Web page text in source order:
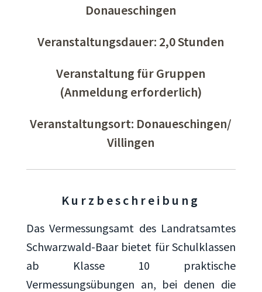
Donaueschingen
Veranstaltungsdauer: 2,0 Stunden
Veranstaltung für Gruppen
(Anmeldung erforderlich)
Veranstaltungsort: Donaueschingen/
Villingen
Kurzbeschreibung
Das Vermessungsamt des Landratsamtes
Schwarzwald-Baar bietet für Schulklassen
ab Klasse 10 praktische
Vermessungsübungen an, bei denen die